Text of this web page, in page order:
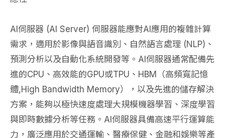
AI伺服器 (AI Server) 伺服器能應對AI應用的複雜計算
需求，適用於影像與語音識別、自然語言處理 (NLP)、
預測分析以及自動化系統開發等。AI伺服器通常配備先
進的CPU、高效能的GPU或TPU、HBM（高頻寬記憶
體,High Bandwidth Memory），以及先進的儲存解決
方案，能夠以極快速度處理大規模機器學習、深度學習
與即時數據分析等任務。AI伺服器具備高速平行運算能
力，廣泛應用於交通運輸、醫療保健、金融和娛樂等產